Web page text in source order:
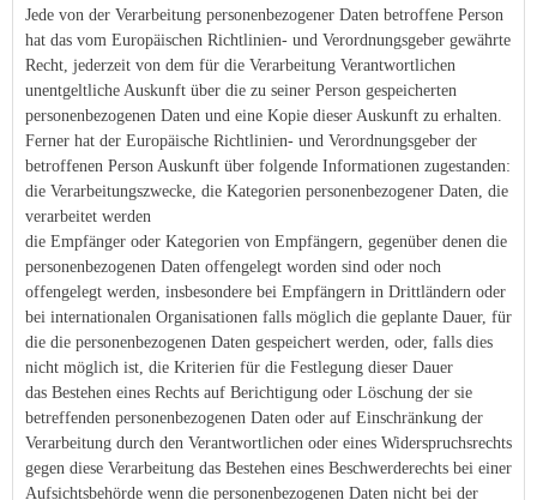
Jede von der Verarbeitung personenbezogener Daten betroffene Person
hat das vom Europäischen Richtlinien- und Verordnungsgeber gewährte
Recht, jederzeit von dem für die Verarbeitung Verantwortlichen
unentgeltliche Auskunft über die zu seiner Person gespeicherten
personenbezogenen Daten und eine Kopie dieser Auskunft zu erhalten.
Ferner hat der Europäische Richtlinien- und Verordnungsgeber der
betroffenen Person Auskunft über folgende Informationen zugestanden:
die Verarbeitungszwecke, die Kategorien personenbezogener Daten, die
verarbeitet werden
die Empfänger oder Kategorien von Empfängern, gegenüber denen die
personenbezogenen Daten offengelegt worden sind oder noch
offengelegt werden, insbesondere bei Empfängern in Drittländern oder
bei internationalen Organisationen falls möglich die geplante Dauer, für
die die personenbezogenen Daten gespeichert werden, oder, falls dies
nicht möglich ist, die Kriterien für die Festlegung dieser Dauer
das Bestehen eines Rechts auf Berichtigung oder Löschung der sie
betreffenden personenbezogenen Daten oder auf Einschränkung der
Verarbeitung durch den Verantwortlichen oder eines Widerspruchsrechts
gegen diese Verarbeitung das Bestehen eines Beschwerderechts bei einer
Aufsichtsbehörde wenn die personenbezogenen Daten nicht bei der